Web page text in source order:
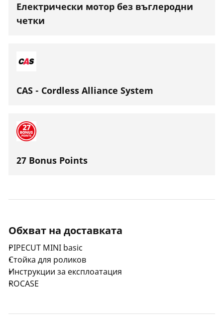
Електрически мотор без въглеродни
четки
CAS - Cordless Alliance System
27 Bonus Points
Обхват на доставката
PIPECUT MINI basic
Стойка для роликов
Инструкции за експлоатация
ROCASE